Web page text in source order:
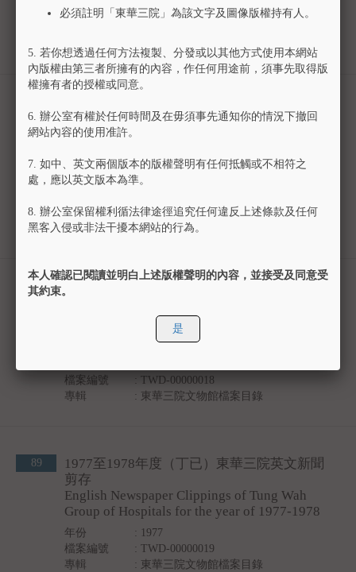
年份
: 1976
專輯
: 東華三院文物館檔案目錄
87
1976至1977年度（丙辰）東華三院中文新聞
剪存（2）
Group of Hospitals for the year of 1976-1977
(2)
檔案編號
: TWD-00000017
專輯
:東華三院文物館檔案目錄
88
1976至1977年度（丙辰）東華三院英文新聞
English Newspaper Clippings of Tung Wah
Group of Hospitals for the year of 1976-1977
檔案編號
: TWD-00000018
專輯
: 東華三院文物館檔案目錄
89
1977至1978年度（丁已）東華三院英文新聞
剪存
English Newspaper Clippings of Tung Wah
Group of Hospitals for the year of 1977-1978
年份
: 1977
檔案編號
: TWD-00000019
專輯
: 東華三院文物館檔案目錄
必須註明「東華三院」為該文字及圖像版權持有人。
5. 若你想透過任何方法複製、分發或以其他方式使用本網站
內版權由第三者所擁有的內容，作任何用途前，須事先取得版
權擁有者的授權或同意。
6. 辦公室有權於任何時間及在毋須事先通知你的情況下撤回
網站內容的使用准許。
7. 如中、英文兩個版本的版權聲明有任何抵觸或不相符之
處，應以英文版本為準。
8. 辦公室保留權利循法律途徑追究任何違反上述條款及任何
黑客入侵或非法干擾本網站的行為。
本人確認已閱讀並明白上述版權聲明的內容，並接受及同意受
其約束。
是